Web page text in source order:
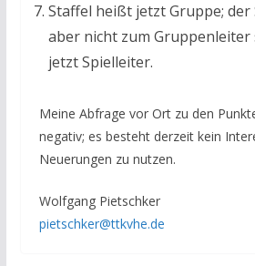
Staffel heißt jetzt Gruppe;
aber nicht zum
jetzt Spielleiter.
Meine Abfrage vor Ort zu den
negativ; es besteht derzeit kein
Neuerungen zu nutzen.
Wolfgang Pietschker
pietschker@ttkvhe.de